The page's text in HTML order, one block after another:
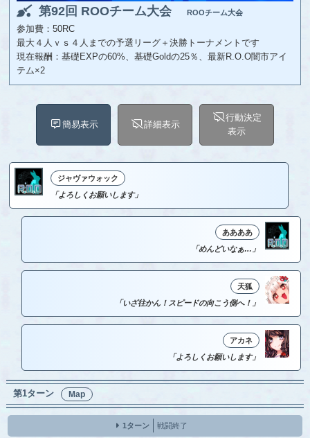
第92回 ROOチーム大会 ROOチーム大会
参加費：50RC
最大４人ｖｓ４人までの予選リーグ＋決勝トーナメントです
現在報酬：基礎EXPの60%、基礎Goldの25％、最新R.O.O闇市アイ
テム×2
簡易表示 詳細表示
行動決定
表示
ジャヴァウォック
「よろしくお願いします」
ああああ
「めんどいなぁ…」
天狐
「いざ往かん！スピードの向こう側へ！」
アカネ
「よろしくお願いします」
第1ターン Map
1ターン 戦闘終了